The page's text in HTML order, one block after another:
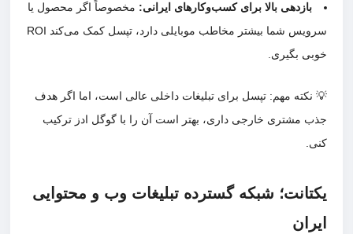
بازدهی بالا برای کسب‌وکارهای ایرانی: مخصوصاً اگر محصول یا
سرویس شما بیشتر مخاطب موبایلی دارد، تپسل کمک می‌کند ROI
خوبی بگیری.
💡 نکته مهم: تپسل برای تبلیغات داخلی عالی است، اما اگر هدف
جذب مشتری خارجی داری، بهتر است آن را با گوگل ادز ترکیب
کنی.
یکتانت؛ شبکه گسترده تبلیغات وب و محتوایی
ایران